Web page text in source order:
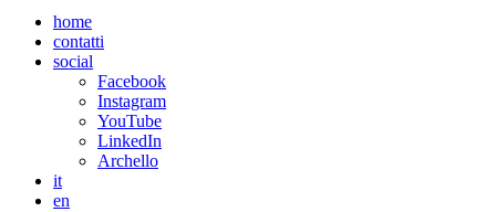
home
contatti
social
Facebook
Instagram
YouTube
LinkedIn
Archello
it
en